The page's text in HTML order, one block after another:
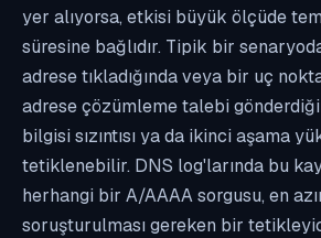
yer alıyorsa, etkisi büyük ölçüde
süresine bağlıdır. Tipik bir
adrese tıkladığında veya bir uç
adrese çözümleme talebi
bilgisi sızıntısı ya da ikinci aşama
tetiklenebilir. DNS log'larında bu
herhangi bir A/AAAA sorgusu, en
soruşturulması gereken bir